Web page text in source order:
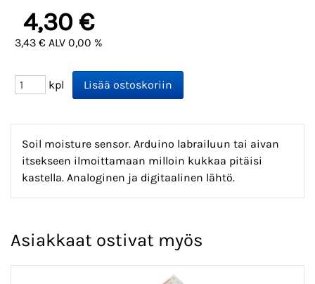
4,30 €
3,43 € ALV 0,00 %
kpl
Soil moisture sensor. Arduino labrailuun tai aivan
itsekseen ilmoittamaan milloin kukkaa pitäisi
kastella. Analoginen ja digitaalinen lähtö.
Asiakkaat ostivat myös